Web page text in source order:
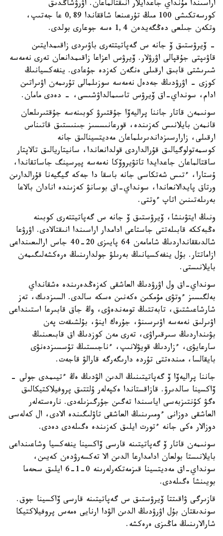
اراسىندا مۇنداي جاعدايلار انىقتالماعان. اۋرۋشاڭدىق
كورسەتكىشى 100 مىڭ تۇرعىنعا شاققاندا 0,89 عا جەتىپ،
وتكەن جىلعى دەڭگەيدەن 1,4 ەسە جوعارى بولدى.
- ۆيرۋستىق ۆ جانە س گەپاتيتتەرى باۋىردى زاقىمدايتىن
قاۋىپتى جۇقپالى اۋرۋلار. ۆيرۋس اعزاعا زاقىمدانعان تەرى نەمەسە
شىرىشتى قابىق ارقىلى ەنگەن كەزدە جۇعادى. ينفەكسيانىڭ
كوزى - اۋرۋدىڭ جەدەل نەمەسە سوزىلمالى تۇرىمەن اۋىراتىن
ادام، سونداي-اق ۆيرۋس تاسىمالداۋشىسى، - دەدى مامان.
سونىمەن قاتار جاننا پراليەۆا جۇقتىرۋ كوبىنەسە جۇقتىرىلعان
قانمەن بايلانىس كەزىندە، قورعانىسسىز جىنىستىق قاتىناس
ارقىلى، زارارسىزداندىرىلماعان مەديتسينالىق جانە
كوسمەتولوگيالىق قۇرالداردى قولدانعاندا، سانيتاريالىق تالاپتار
ساقتالماعان جاعدايدا تاتۋيروۆكا نەمەسە پيرسينگ جاساتقاندا،
ۇستارا، ءتىس شەتكاسى جانە باسقا دا جەكە گيگيەنا قۇرالدارىن
ورتاق پايدالانعاندا، سونداي-اق بوسانۋ كەزىندە انادان بالاعا
بەرىلەتىنىن اتاپ ءوتتى.
ونىڭ ايتۋىنشا، ۆيرۋستىق ۆ جانە س گەپاتيتتەرى كوبىنە
ەڭبەككە قابىلەتتى جاستاعى ادامدار اراسىندا انىقتالادى. اۋرۋعا
شالدىققانداردىڭ شامامەن 64 پايىزى 20-40 جاس ارالىعىنداعى
ازاماتتار. بۇل ينفەكسيانىڭ بەرىلۋ جولدارىنىڭ ەرەكشەلىگىمەن
بايلانىستى.
سونداي-اق ول اۋرۋدىڭ العاشقى كەزەڭدەرىندە ەشقانداي
بەلگىسىز ءوتۋى مۇمكىن ەكەنىن ەسكە سالدى. السىزدىك، تەز
شارشاعىشتىق، تابەتتىڭ تومەندەۋى، وڭ جاق قابىرعا استىنداعى
اۋىرلىق نەمەسە اۋىرسىنۋ، جۇرەك اينۋ، بۇلشىقەت پەن
بۋىنداردىڭ سىرقىراۋى، تەرى مەن كوزدىڭ اق قابىعىنىڭ
سارعايۋى، ءزاردىڭ قويۋلانىپ، ءناجىستىڭ تۇسسىزدەنۋى
بايقالسا، مىندەتتى تۇردە دارىگەرگە قارالۋ قاجەت.
جاننا پراليەۆا ۆ گەپاتيتىنىڭ الدىن الۋدىڭ ەڭ ءتيىمدى جولى -
ۆاكسينا سالدىرۋ. قازاقستاندا ەكپەلەر ۇلتتىق پروفيلاكتيكالىق
ەگۋ كۇنتىزبەسى اياسىندا تەگىن جۇرگىزىلەدى. نارەستەلەر
العاشقى دوزانى ءومىرىنىڭ العاشقى تاۋلىگىندە الادى، ال كەلەسى
دوزالار ەكى جانە ءتورت ايلىق كەزىندە ەگىلەدى دەدى.
سونىمەن قاتار ۆ گەپاتيتىنە قارسى ۆاكسينا ينفەكسيا وشاعىنداعى
بايلانىستا بولعان ادامدارعا الدىن الا تەكسەرۋدەن كەيىن،
سونداي-اق مەديتسينا قىزمەتكەرلەرىنە 0-1-6 ايلىق سحەما
بويىنشا ەگىلەدى.
قازىرگى ۋاقىتتا ۆيرۋستىق س گەپاتيتىنە قارسى ۆاكسينا جوق.
سوندىقتان بۇل اۋرۋدىڭ الدىن الۋدا ارنايى ەمەس پروفيلاكتيكا
شارالارىنىڭ ماڭىزى ەرەكشە.